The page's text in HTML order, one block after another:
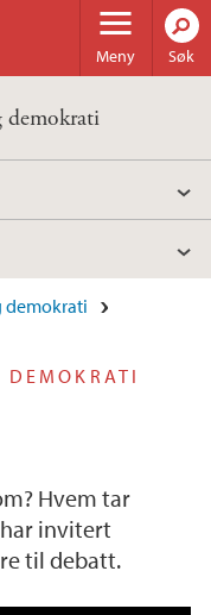
Meny Søk
demokrati
demokrati
Hvem tar
invitert
til debatt.